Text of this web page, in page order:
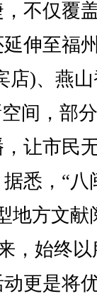
不仅覆
伸至福
店)、燕
间，部
让市民
悉，“八
地方文献
，始终
更是将